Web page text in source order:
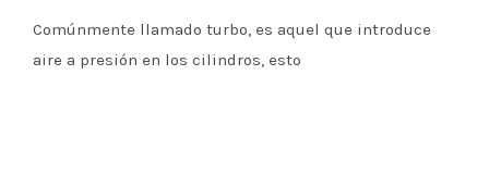
Comúnmente llamado turbo, es aquel que introduce
aire a presión en los cilindros, esto